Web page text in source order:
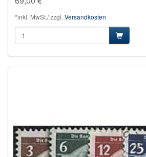
*inkl. MwSt./ zzgl. Versandkosten